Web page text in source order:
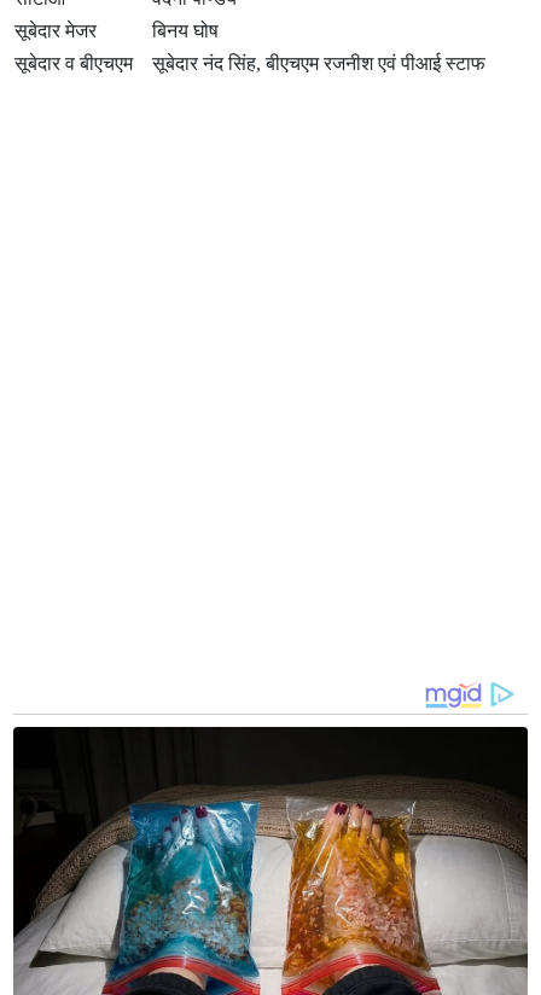
सूबेदार मेजर
बिनय घोष
सूबेदार व बीएचएम
सूबेदार नंद सिंह, बीएचएम रजनीश एवं पीआई स्टाफ